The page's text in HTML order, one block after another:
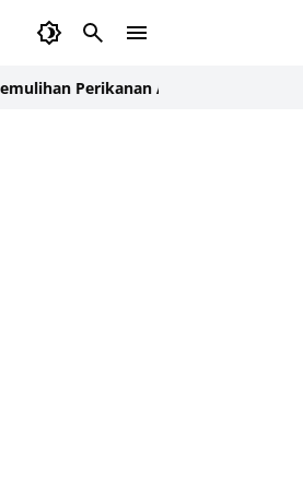
Perikanan Aceh Rp1,5 Triliun,